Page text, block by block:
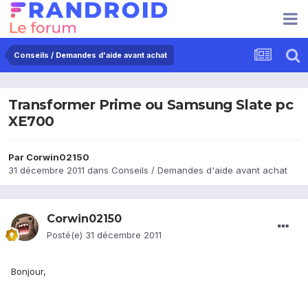
Conseils / Demandes d'aide avant achat
Transformer Prime ou Samsung Slate pc
XE700
Par Corwin02150
31 décembre 2011 dans Conseils / Demandes d'aide avant achat
Corwin02150
Posté(e) 31 décembre 2011
Bonjour,